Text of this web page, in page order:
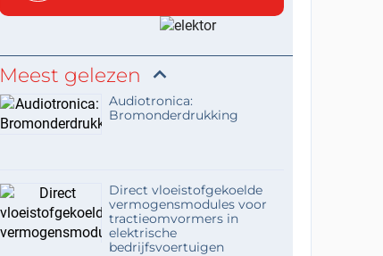
Meest gelezen
Audiotronica:
Bromonderdrukking
Direct vloeistofgekoelde
vermogensmodules voor
tractieomvormers in
elektrische
bedrijfsvoertuigen